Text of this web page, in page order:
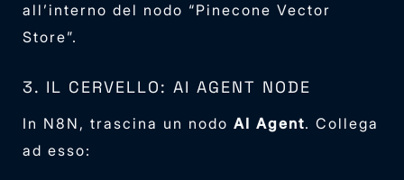
all’interno del nodo “Pinecone Vector
Store”.
3. IL CERVELLO: AI AGENT NODE
In N8N, trascina un nodo AI Agent. Collega
ad esso: